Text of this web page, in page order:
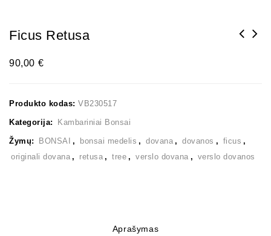
Ficus Retusa
90,00 €
Produkto kodas: VB230517
Kategorija: Kambariniai Bonsai
Žymų: BONSAI , bonsai medelis , dovana , dovanos , ficus ,
originali dovana , retusa , tree , verslo dovana , verslo dovanos
Aprašymas